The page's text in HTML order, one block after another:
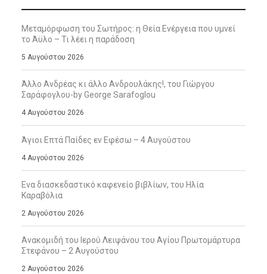
Μεταμόρφωση του Σωτήρος: η Θεία Ενέργεια που υμνεί
το Άϋλο – Τι λέει η παράδοση
5 Αυγούστου 2026
Άλλο Ανδρέας κι άλλο Ανδρουλάκης!, του Γιώργου
Σαράφογλου-by George Sarafoglou
4 Αυγούστου 2026
Άγιοι Επτά Παίδες εν Εφέσω – 4 Αυγούστου
4 Αυγούστου 2026
Ενα διασκεδαστικό καφενείο βιβλίων, του Ηλία
Καραβόλια
2 Αυγούστου 2026
Ανακομιδή του Ιερού Λειψάνου του Αγίου Πρωτομάρτυρα
Στεφάνου – 2 Αυγούστου
2 Αυγούστου 2026